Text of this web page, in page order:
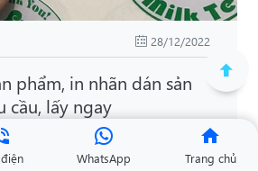
28/12/2022
phẩm, in nhãn dán sản
cầu, lấy ngay
diện thương hiệu. Ghé Alona để
WhatsApp Trang chủ